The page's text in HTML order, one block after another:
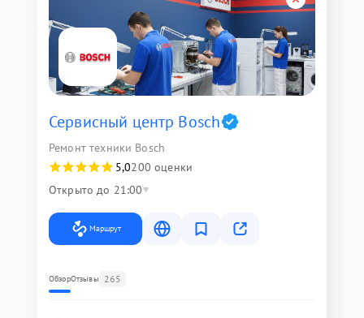
Сервисный центр Bosch
Ремонт техники Bosch
5,0200 оценки
Открыто до 21:00
Маршрут
ОбзорОтзывы 265